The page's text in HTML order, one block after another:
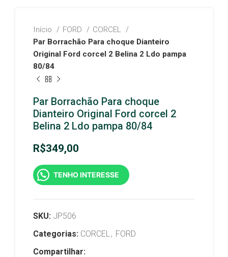
Início FORD
CORCEL
Par Borrachão Para choque Dianteiro
Original Ford corcel 2 Belina 2 Ldo pampa
80/84
Par Borrachão Para choque
Dianteiro Original Ford corcel 2
Belina 2 Ldo pampa 80/84
R$349,00
TENHO INTERESSE
SKU: JP506
Categorias: CORCEL, FORD
Compartilhar: